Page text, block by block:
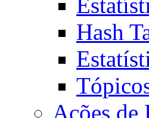
Hash
Ações de